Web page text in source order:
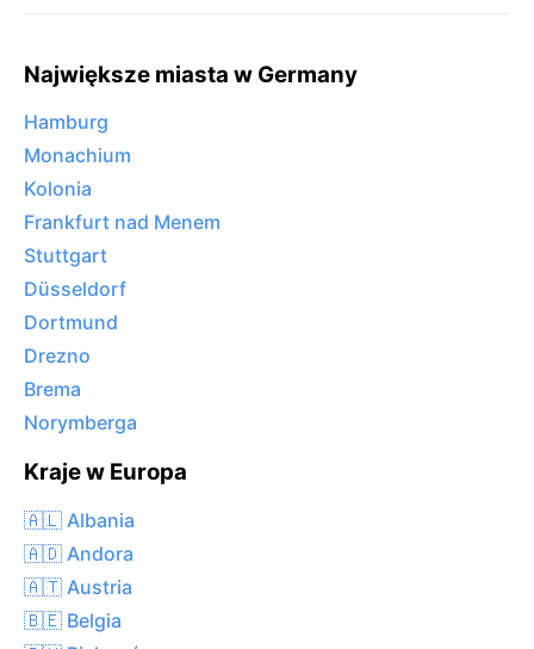
Największe miasta w Germany
Hamburg
Monachium
Kolonia
Frankfurt nad Menem
Stuttgart
Düsseldorf
Dortmund
Drezno
Brema
Norymberga
Kraje w Europa
🇦🇱 Albania
🇦🇩 Andora
🇦🇹 Austria
🇧🇪 Belgia